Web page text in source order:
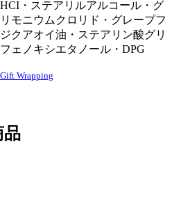
・ステアリルアルコール・グ
モニウムクロリド・グレープフ
クアオイ油・ステアリン酸グリ
ェノキシエタノール・DPG
Gift Wrapping
品